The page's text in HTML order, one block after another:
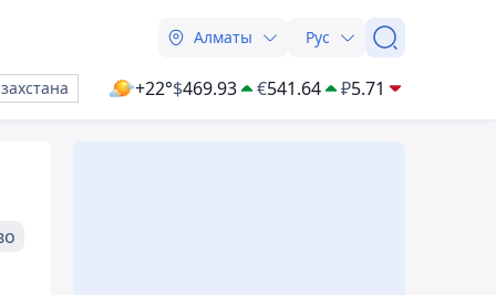
Алматы Рус
+22°$469.93 €541.64 ₽5.71